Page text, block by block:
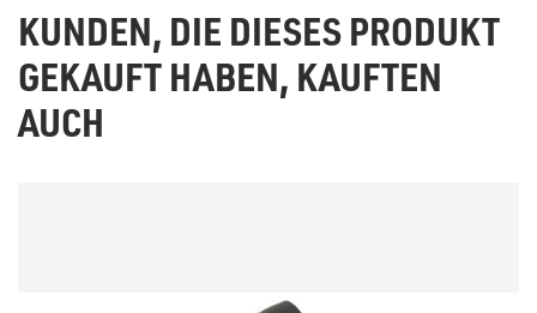
KUNDEN, DIE DIESES PRODUKT
GEKAUFT HABEN, KAUFTEN
AUCH